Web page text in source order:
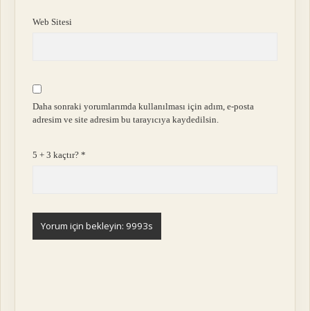
Web Sitesi
Daha sonraki yorumlarımda kullanılması için adım, e-posta
adresim ve site adresim bu tarayıcıya kaydedilsin.
5 + 3 kaçtır?*